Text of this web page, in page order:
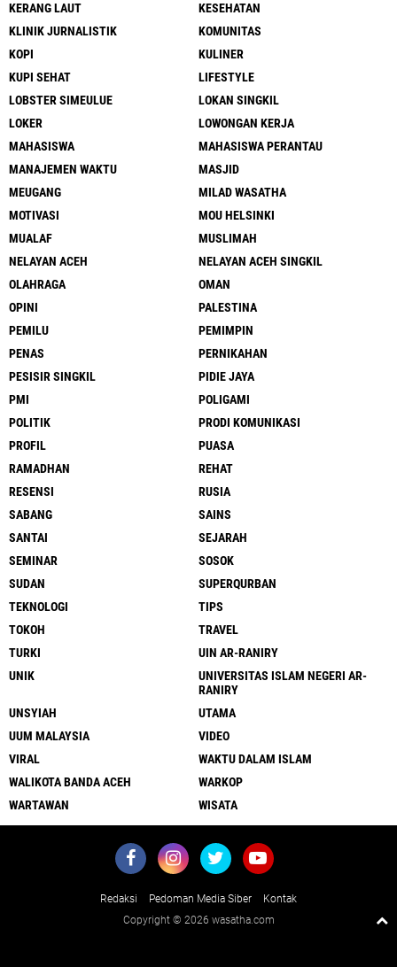
KERANG LAUT
KESEHATAN
KLINIK JURNALISTIK
KOMUNITAS
KOPI
KULINER
KUPI SEHAT
LIFESTYLE
LOBSTER SIMEULUE
LOKAN SINGKIL
LOKER
LOWONGAN KERJA
MAHASISWA
MAHASISWA PERANTAU
MANAJEMEN WAKTU
MASJID
MEUGANG
MILAD WASATHA
MOTIVASI
MOU HELSINKI
MUALAF
MUSLIMAH
NELAYAN ACEH
NELAYAN ACEH SINGKIL
OLAHRAGA
OMAN
OPINI
PALESTINA
PEMILU
PEMIMPIN
PENAS
PERNIKAHAN
PESISIR SINGKIL
PIDIE JAYA
PMI
POLIGAMI
POLITIK
PRODI KOMUNIKASI
PROFIL
PUASA
RAMADHAN
REHAT
RESENSI
RUSIA
SABANG
SAINS
SANTAI
SEJARAH
SEMINAR
SOSOK
SUDAN
SUPERQURBAN
TEKNOLOGI
TIPS
TOKOH
TRAVEL
TURKI
UIN AR-RANIRY
UNIK
UNIVERSITAS ISLAM NEGERI AR-
RANIRY
UNSYIAH
UTAMA
UUM MALAYSIA
VIDEO
VIRAL
WAKTU DALAM ISLAM
WALIKOTA BANDA ACEH
WARKOP
WARTAWAN
WISATA
Redaksi Pedoman Media Siber
Kontak
Copyright © 2026 wasatha.com